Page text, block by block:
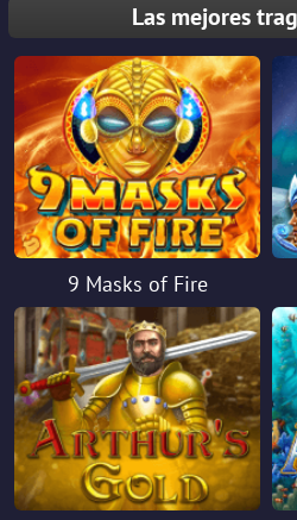
Las mejores
9 Masks of Fire